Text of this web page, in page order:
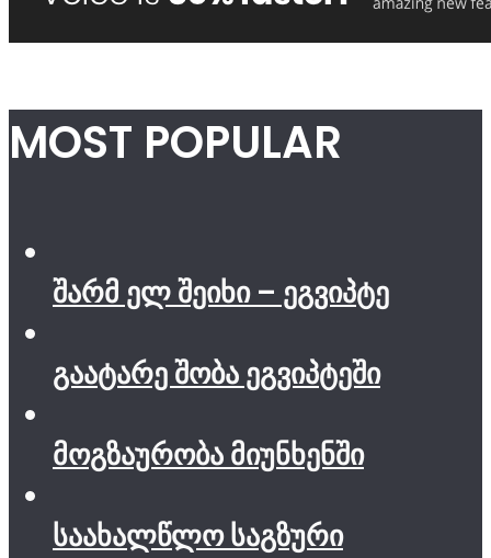
MOST POPULAR
შარმ ელ შეიხი – ეგვიპტე
გაატარე შობა ეგვიპტეში
მოგზაურობა მიუნხენში
საახალწლო საგზური